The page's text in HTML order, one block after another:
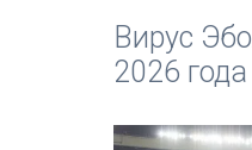
Вирус
2026 года